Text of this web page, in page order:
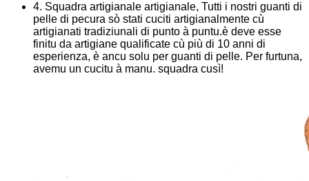
4. Squadra artigianale artigianale, Tutti i nostri guanti di
pelle di pecura sò stati cuciti artigianalmente cù
artigianati tradiziunali di punto à puntu.è deve esse
finitu da artigiane qualificate cù più di 10 anni di
esperienza, è ancu solu per guanti di pelle. Per furtuna,
avemu un cucitu à manu. squadra cusì!